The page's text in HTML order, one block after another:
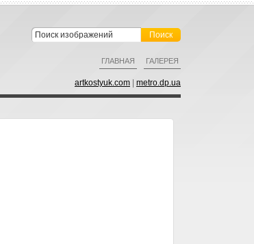
ГЛАВНАЯ ГАЛЕРЕЯ
artkostyuk.com metro.dp.ua